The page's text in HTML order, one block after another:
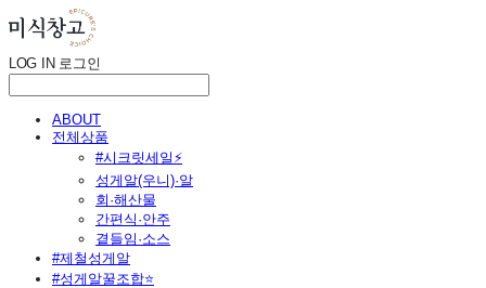
LOG IN 로그인
ABOUT
전체상품
#시크릿세일⚡
성게알(우니)·알
회·해산물
간편식·안주
곁들임·소스
#제철성게알
#성게알꿀조합⭐